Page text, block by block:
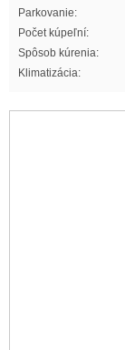
Parkovanie:
Počet kúpeľní:
Spôsob kúrenia:
Klimatizácia: